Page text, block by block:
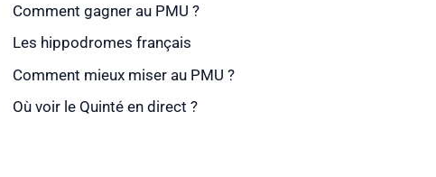
Comment gagner au PMU ?
Les hippodromes français
Comment mieux miser au PMU ?
Où voir le Quinté en direct ?